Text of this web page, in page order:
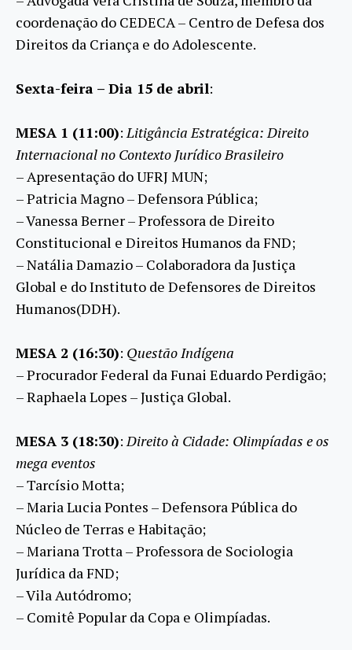
coordenação do CEDECA – Centro de Defesa dos
Direitos da Criança e do Adolescente.
Sexta-feira – Dia 15 de abril:
MESA 1 (11:00): Litigância Estratégica: Direito
Internacional no Contexto Jurídico Brasileiro
– Apresentação do UFRJ MUN;
– Patricia Magno – Defensora Pública;
– Vanessa Berner – Professora de Direito
Constitucional e Direitos Humanos da FND;
– Natália Damazio – Colaboradora da Justiça
Global e do Instituto de Defensores de Direitos
Humanos(DDH).
MESA 2 (16:30): Questão Indígena
– Procurador Federal da Funai Eduardo Perdigão;
– Raphaela Lopes – Justiça Global.
MESA 3 (18:30): Direito à Cidade: Olimpíadas e os
mega eventos
– Tarcísio Motta;
– Maria Lucia Pontes – Defensora Pública do
Núcleo de Terras e Habitação;
– Mariana Trotta – Professora de Sociologia
Jurídica da FND;
– Vila Autódromo;
– Comitê Popular da Copa e Olimpíadas.